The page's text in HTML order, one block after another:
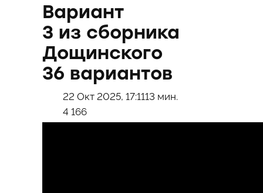
Вариант
3 из сборника
Дощинского
36 вариантов
22 Окт 2025, 17:1113 мин.
4 166